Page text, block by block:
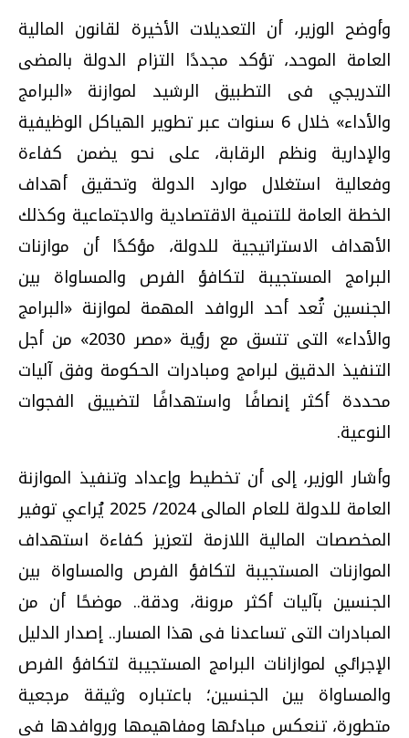
وأوضح الوزير، أن التعديلات الأخيرة لقانون المالية
العامة الموحد، تؤكد مجددًا التزام الدولة بالمضى
التدريجي فى التطبيق الرشيد لموازنة «البرامج
والأداء» خلال 6 سنوات عبر تطوير الهياكل الوظيفية
والإدارية ونظم الرقابة، على نحو يضمن كفاءة
وفعالية استغلال موارد الدولة وتحقيق أهداف
الخطة العامة للتنمية الاقتصادية والاجتماعية وكذلك
الأهداف الاستراتيجية للدولة، مؤكدًا أن موازنات
البرامج المستجيبة لتكافؤ الفرص والمساواة بين
الجنسين تُعد أحد الروافد المهمة لموازنة «البرامج
والأداء» التى تتسق مع رؤية «مصر 2030» من أجل
التنفيذ الدقيق لبرامج ومبادرات الحكومة وفق آليات
محددة أكثر إنصافًا واستهدافًا لتضييق الفجوات
النوعية.
وأشار الوزير، إلى أن تخطيط وإعداد وتنفيذ الموازنة
العامة للدولة للعام المالى 2024/ 2025 يُراعي توفير
المخصصات المالية اللازمة لتعزيز كفاءة استهداف
الموازنات المستجيبة لتكافؤ الفرص والمساواة بين
الجنسين بآليات أكثر مرونة، ودقة.. موضحًا أن من
المبادرات التى تساعدنا فى هذا المسار.. إصدار الدليل
الإجرائي لموازانات البرامج المستجيبة لتكافؤ الفرص
والمساواة بين الجنسين؛ باعتباره وثيقة مرجعية
متطورة، تنعكس مبادئها ومفاهيمها وروافدها فى